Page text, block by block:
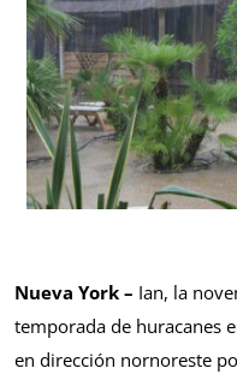
Nueva York – Ian, la
temporada de huracanes
en dirección nornoreste